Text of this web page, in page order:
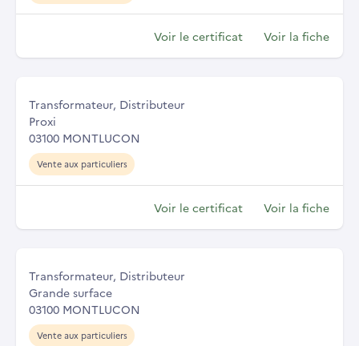
Voir le certificat Voir la fiche
Transformateur, Distributeur
Proxi
03100 MONTLUCON
Vente aux particuliers
Voir le certificat Voir la fiche
Transformateur, Distributeur
Grande surface
03100 MONTLUCON
Vente aux particuliers